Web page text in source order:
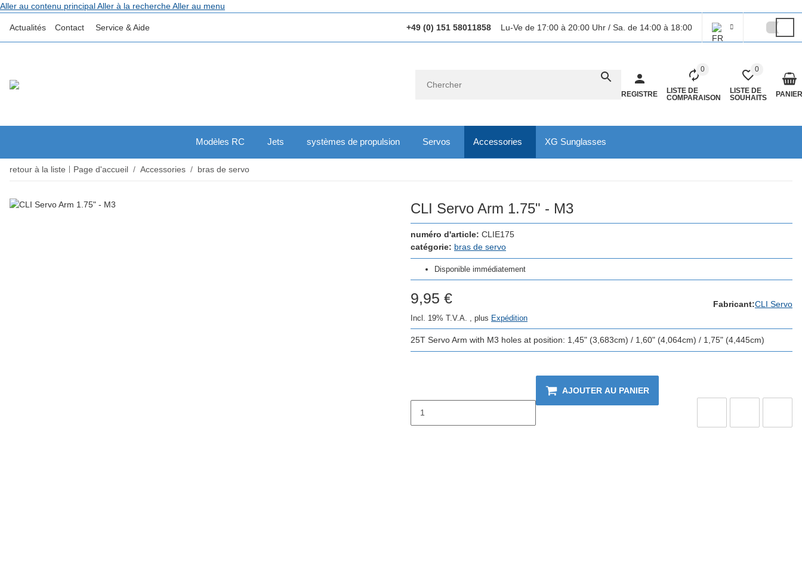
Aller au contenu principalAller à la rechercheAller au menu
Actualités Contact Service & Aide +49 (0) 151 58011858 Lu-Ve de 17:00 à 20:00 Uhr / Sa. de 14:00 à 18:00
REGISTRE
0
LISTE DE
COMPARAISON
0
LISTE DE
SOUHAITS
PANIER
Modèles RC Jets systèmes de propulsion Servos Accessories XG Sunglasses
retour à la liste Page d'accueil Accessories bras de servo
CLI Servo Arm 1.75" - M3
numéro d'article: CLIE175
catégorie: bras de servo
Disponible immédiatement
9,95 €
Incl. 19% T.V.A. , plus Expédition
Fabricant:CLI Servo
25T Servo Arm with M3 holes at position: 1,45" (3,683cm) / 1,60" (4,064cm) / 1,75" (4,445cm)
AJOUTER AU PANIER